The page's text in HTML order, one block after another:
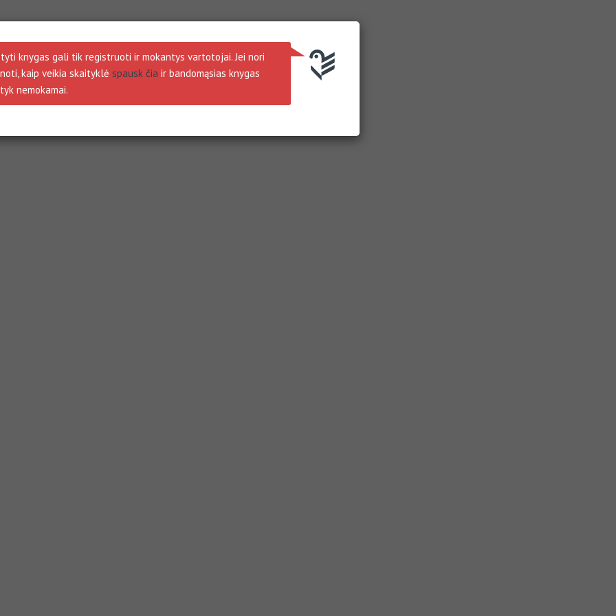
knygas gali tik registruoti ir mokantys vartotojai. Jei nori
kaip veikia skaityklė spausk čia ir bandomąsias knygas
nemokamai.